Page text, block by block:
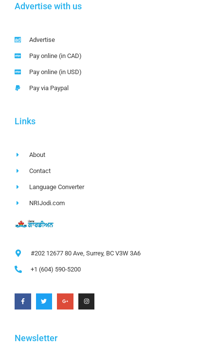
Advertise with us
Advertise
Pay online (in CAD)
Pay online (in USD)
Pay via Paypal
Links
About
Contact
Language Converter
NRIJodi.com
#202 12677 80 Ave, Surrey, BC V3W 3A6
+1 (604) 590-5200
Newsletter